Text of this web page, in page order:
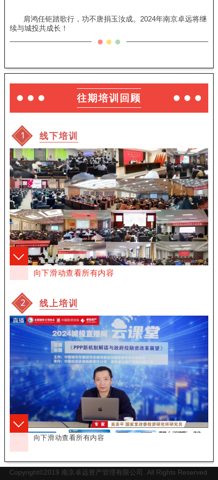
肩鸿任钜踏歌行，功不唐捐玉汝成。2024年南京卓远将继
续与城投共成长！
往期培训回顾
1 线下培训
向下滑动查看所有内容
2 线上培训
向下滑动查看所有内容
Copyright©2019 南京卓远资产管理有限公司. All Rights Reserved.